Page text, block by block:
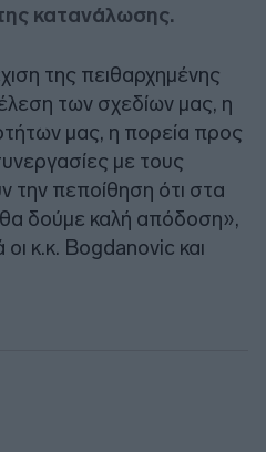
κατανάλωσης.
της πειθαρχημένης
των σχεδίων μας, η
μας, η πορεία προς
με τους
την πεποίθηση ότι στα
θα δούμε καλή απόδοση»,
οι κ.κ. Bogdanovic και